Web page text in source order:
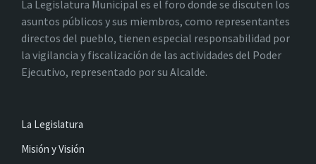
La Legislatura Municipal es el foro donde se discuten los
asuntos públicos y sus miembros, como representantes
directos del pueblo, tienen especial responsabilidad por
la vigilancia y fiscalización de las actividades del Poder
Ejecutivo, representado por su Alcalde.
La Legislatura
Misión y Visión